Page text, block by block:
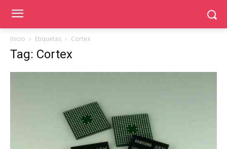
Inicio Etiquetas Cortex
Tag: Cortex